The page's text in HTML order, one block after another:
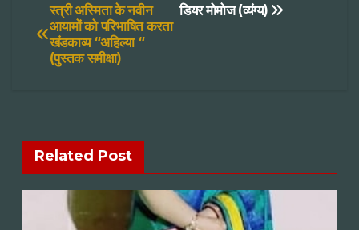
Post
navigation
डियर मोमोज (व्यंग्य)
स्त्री अस्मिता के नवीन
आयामों को परिभाषित करता
खंडकाव्य “अहिल्या “
(पुस्तक समीक्षा)
Related Post